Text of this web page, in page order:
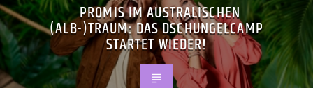
PROMIS IM AUSTRALISCHEN
(ALB-)TRAUM: DAS DSCHUNGELCAMP
STARTET WIEDER!